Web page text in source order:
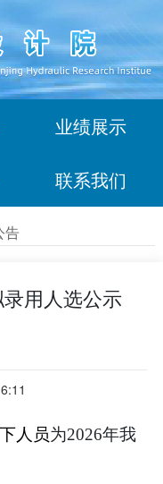
业绩展示
联系我们
告
用人选公示
人员为2026年我